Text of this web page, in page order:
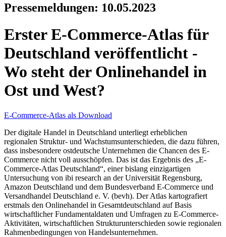
Pressemeldungen: 10.05.2023
Erster E-Commerce-Atlas für
Deutschland veröffentlicht -
Wo steht der Onlinehandel in
Ost und West?
E-Commerce-Atlas als Download
Der digitale Handel in Deutschland unterliegt erheblichen
regionalen Struktur- und Wachstumsunterschieden, die dazu führen,
dass insbesondere ostdeutsche Unternehmen die Chancen des E-
Commerce nicht voll ausschöpfen. Das ist das Ergebnis des „E-
Commerce-Atlas Deutschland“, einer bislang einzigartigen
Untersuchung von ibi research an der Universität Regensburg,
Amazon Deutschland und dem Bundesverband E-Commerce und
Versandhandel Deutschland e. V. (bevh). Der Atlas kartografiert
erstmals den Onlinehandel in Gesamtdeutschland auf Basis
wirtschaftlicher Fundamentaldaten und Umfragen zu E-Commerce-
Aktivitäten, wirtschaftlichen Strukturunterschieden sowie regionalen
Rahmenbedingungen von Handelsunternehmen.